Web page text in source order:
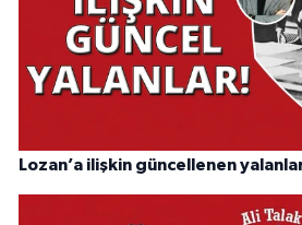
Lozan’a ilişkin güncellenen